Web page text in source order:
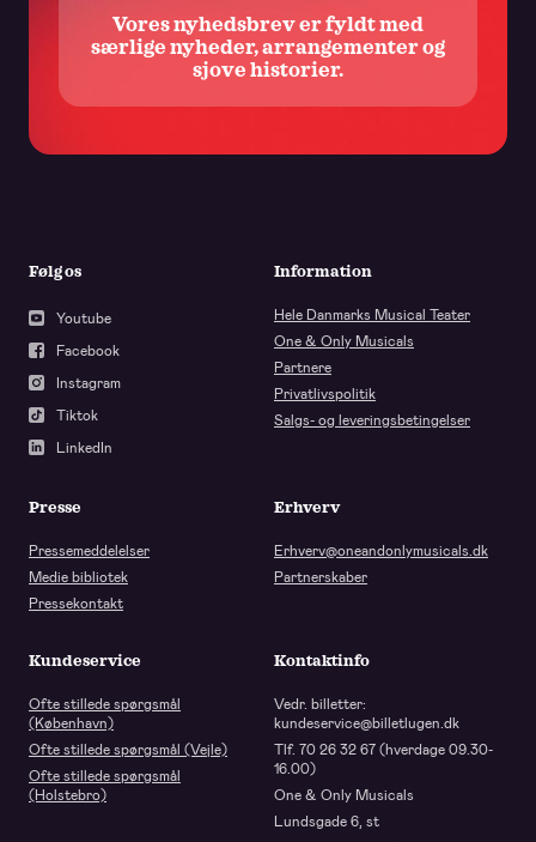
Vores nyhedsbrev er fyldt med
særlige nyheder, arrangementer og
sjove historier.
Følg os
Youtube
Facebook
Instagram
Tiktok
LinkedIn
Information
Hele Danmarks Musical Teater
One & Only Musicals
Partnere
Privatlivspolitik
Salgs- og leveringsbetingelser
Presse
Pressemeddelelser
Medie bibliotek
Pressekontakt
Erhverv
Erhverv@oneandonlymusicals.dk
Partnerskaber
Kundeservice
Ofte stillede spørgsmål
(København)
Ofte stillede spørgsmål (Vejle)
Ofte stillede spørgsmål
(Holstebro)
Kontaktinfo
Vedr. billetter:
kundeservice@billetlugen.dk
Tlf. 70 26 32 67 (hverdage 09.30-
16.00)
One & Only Musicals
Lundsgade 6, st